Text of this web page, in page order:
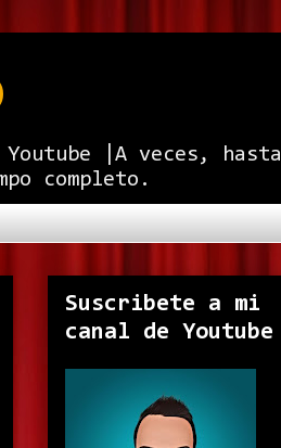
|A veces, hasta
completo.
Suscribete a mi
canal de Youtube